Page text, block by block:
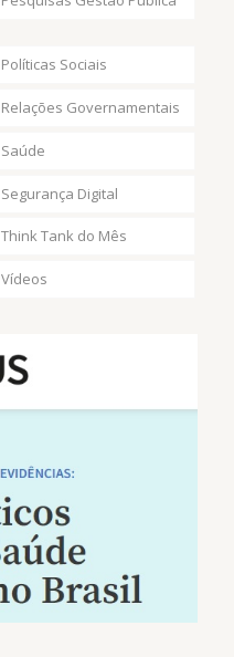
Políticas Sociais
Relações Governamentais
Saúde
Segurança Digital
Think Tank do Mês
Vídeos